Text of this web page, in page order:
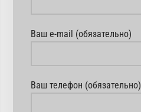
Ваш e-mail (обязательно)
Ваш телефон (обязательно)